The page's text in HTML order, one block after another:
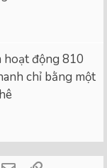
hoạt động 810
chỉ bằng một